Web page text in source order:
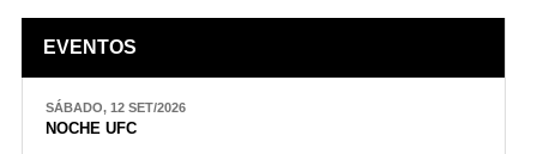
EVENTOS
SÁBADO, 12 SET/2026
NOCHE UFC